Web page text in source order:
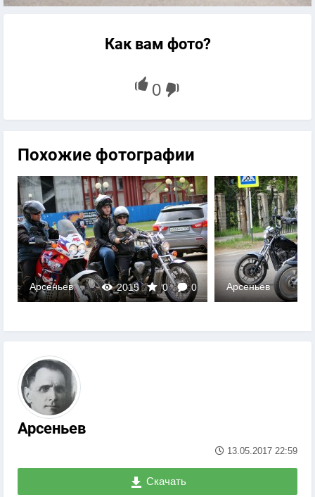
Как вам фото?
Похожие фотографии
2015 0 0
Арсеньев Арсеньев
Арсеньев
13.05.2017 22:59
Скачать